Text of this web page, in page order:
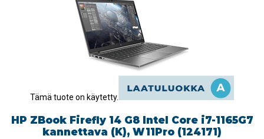
Tämä tuote on käytetty.
HP ZBook Firefly 14 G8 Intel Core i7-1165G7
kannettava (K), W11Pro (124171)